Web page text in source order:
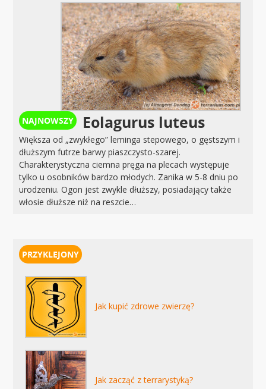
Eolagurus luteus
Większa od „zwykłego” leminga stepowego, o gęstszym i
dłuższym futrze barwy piaszczysto-szarej.
Charakterystyczna ciemna pręga na plecach występuje
tylko u osobników bardzo młodych. Zanika w 5-8 dniu po
urodzeniu. Ogon jest zwykle dłuższy, posiadający także
włosie dłuższe niż na reszcie…
Jak kupić zdrowe zwierzę?
Jak zacząć z terrarystyką?